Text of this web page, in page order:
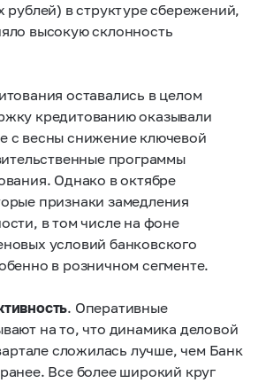
рублей) в структуре сбережений,
высокую склонность
оставались в целом
кредитованию оказывали
с весны снижение ключевой
программы
Однако в октябре
признаки замедления
в том числе на фоне
условий банковского
в розничном сегменте.
. Оперативные
на то, что динамика деловой
сложилась лучше, чем Банк
Все более широкий круг